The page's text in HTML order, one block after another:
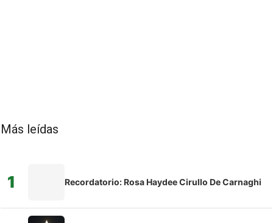
Más leídas
1 Recordatorio: Rosa Haydee Cirullo De Carnaghi